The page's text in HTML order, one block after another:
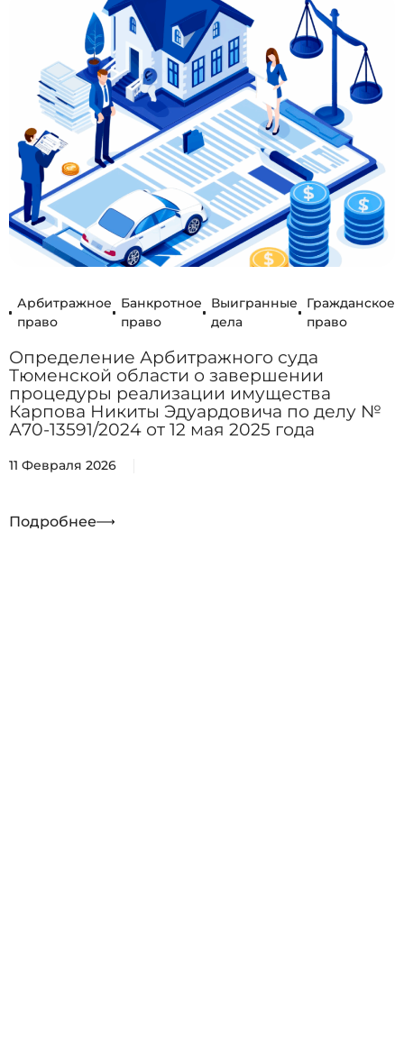
Арбитражное
право
Банкротное
право
Выигранные
дела
Гражданское
право
Определение Арбитражного суда
Тюменской области о завершении
процедуры реализации имущества
Карпова Никиты Эдуардовича по делу №
А70-13591/2024 от 12 мая 2025 года
11 Февраля 2026
Подробнее